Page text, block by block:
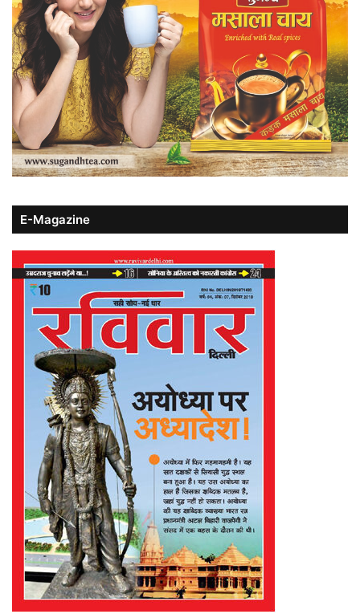
E-Magazine